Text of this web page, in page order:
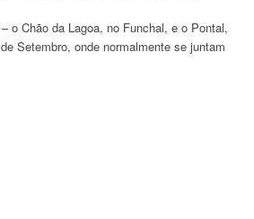
o Chão da Lagoa, no Funchal, e o Pontal,
Setembro, onde normalmente se juntam